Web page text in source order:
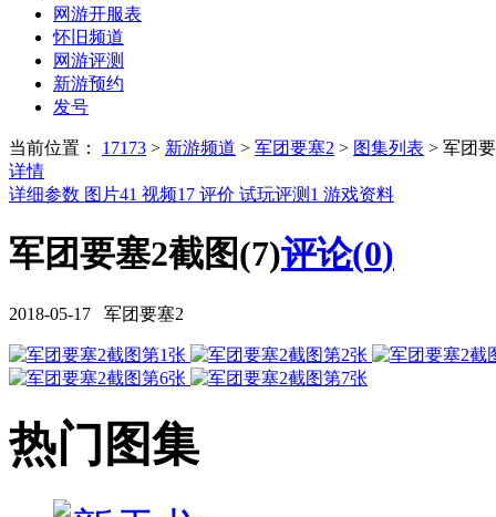
网游开服表
怀旧频道
网游评测
新游预约
发号
当前位置： 17173 > 新游频道 > 军团要塞2 > 图集列表 > 军团
详情
详细参数 图片41 视频17 评价 试玩评测 1 游戏资料
军团要塞2截图(7)评论(0)
2018-05-17 军团要塞2
热门图集